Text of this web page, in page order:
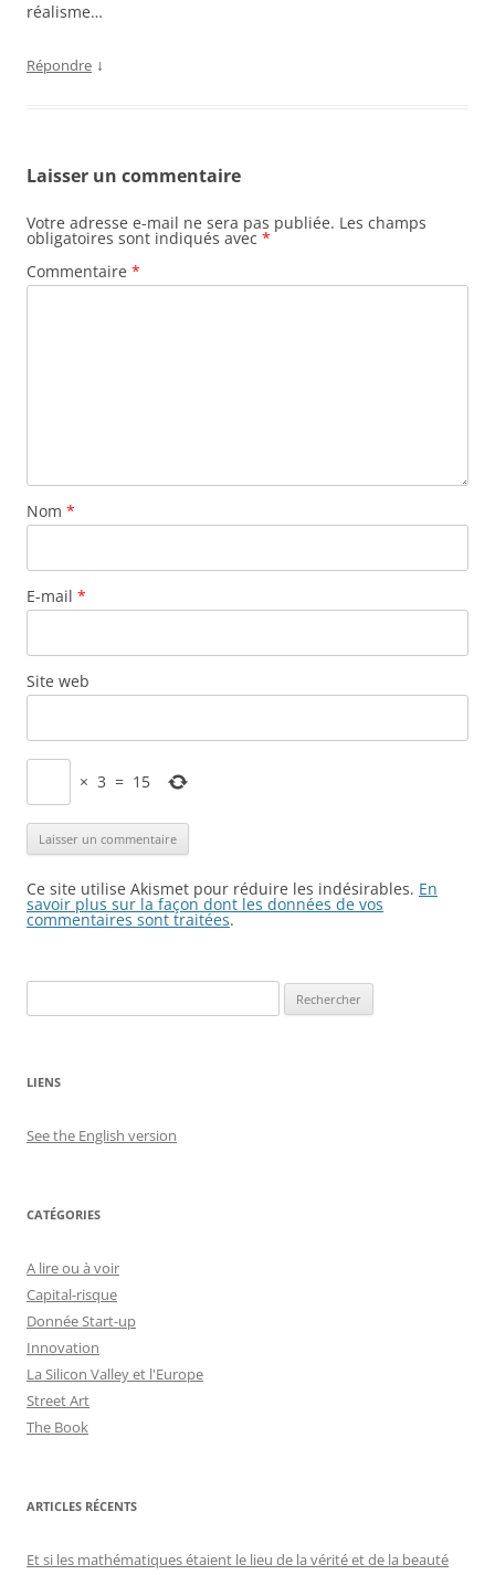
réalisme…
Répondre ↓
Laisser un commentaire
Votre adresse e-mail ne sera pas publiée. Les champs
obligatoires sont indiqués avec *
Commentaire *
Nom *
E-mail *
Site web
× 3 = 15
Ce site utilise Akismet pour réduire les indésirables. En
savoir plus sur la façon dont les données de vos
commentaires sont traitées.
LIENS
See the English version
CATÉGORIES
A lire ou à voir
Capital-risque
Donnée Start-up
Innovation
La Silicon Valley et l'Europe
Street Art
The Book
ARTICLES RÉCENTS
Et si les mathématiques étaient le lieu de la vérité et de la beauté